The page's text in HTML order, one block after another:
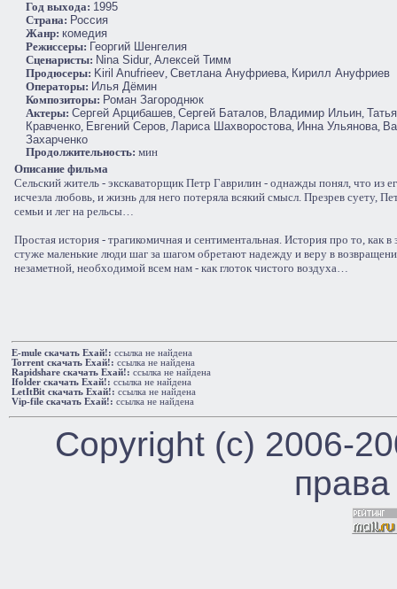
Год выхода: 1995
Cтрана: Россия
Жанр: комедия
Режиссеры:
Георгий Шенгелия
Сценаристы: Nina Sidur, Алексей Тимм
Продюсеры: Kiril Anufrieev, Светлана Ануфриева, Кирилл Ануфриев
Операторы: Илья Дёмин
Композиторы: Роман Загороднюк
Актеры: Сергей Арцибашев, Сергей Баталов, Владимир Ильин,
Кравченко, Евгений Серов, Лариса Шахворостова, Инна Ульянова,
Захарченко
Продолжительность: мин
Описание фильма
Сельский житель - экскаваторщик Петр Гаврилин - однажды понял, что из
исчезла любовь, и жизнь для него потеряла всякий смысл. Презрев суету,
семьи и лег на рельсы…
Простая история - трагикомичная и сентиментальная. История про то, как в
стуже маленькие люди шаг за шагом обретают надежду и веру в
незаметной, необходимой всем нам - как глоток чистого воздуха…
E-mule cкачать Ехай!: ссылка не найдена
Torrent cкачать Ехай!: ссылка не найдена
Rapidshare cкачать Ехай!: ссылка не найдена
Ifolder cкачать Ехай!: ссылка не найдена
LetItBit cкачать Ехай!: ссылка не найдена
Vip-file cкачать Ехай!: ссылка не найдена
Copyright (c) 2006-